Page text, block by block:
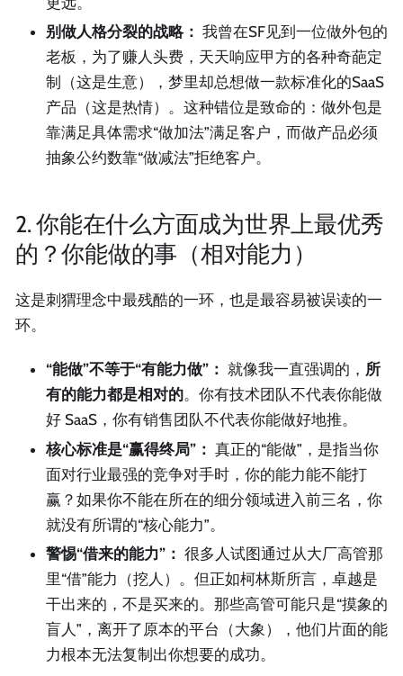
别做人格分裂的战略： 我曾在SF见到一位做外包的
老板，为了赚人头费，天天响应甲方的各种奇葩定
制（这是生意），梦里却总想做一款标准化的SaaS
产品（这是热情）。这种错位是致命的：做外包是
靠满足具体需求“做加法”满足客户，而做产品必须
抽象公约数靠“做减法”拒绝客户。
2. 你能在什么方面成为世界上最优秀
的？你能做的事（相对能力）
这是刺猬理念中最残酷的一环，也是最容易被误读的一
环。
“能做”不等于“有能力做”： 就像我一直强调的， 所
有的能力都是相对的。你有技术团队不代表你能做
好 SaaS，你有销售团队不代表你能做好地推。
核心标准是“赢得终局”： 真正的“能做”，是指当你
面对行业最强的竞争对手时，你的能力能不能打
赢？如果你不能在所在的细分领域进入前三名，你
就没有所谓的“核心能力”。
警惕“借来的能力”： 很多人试图通过从大厂高管那
里“借”能力（挖人）。但正如柯林斯所言，卓越是
干出来的，不是买来的。那些高管可能只是“摸象的
盲人”，离开了原本的平台（大象），他们片面的能
力根本无法复制出你想要的成功。